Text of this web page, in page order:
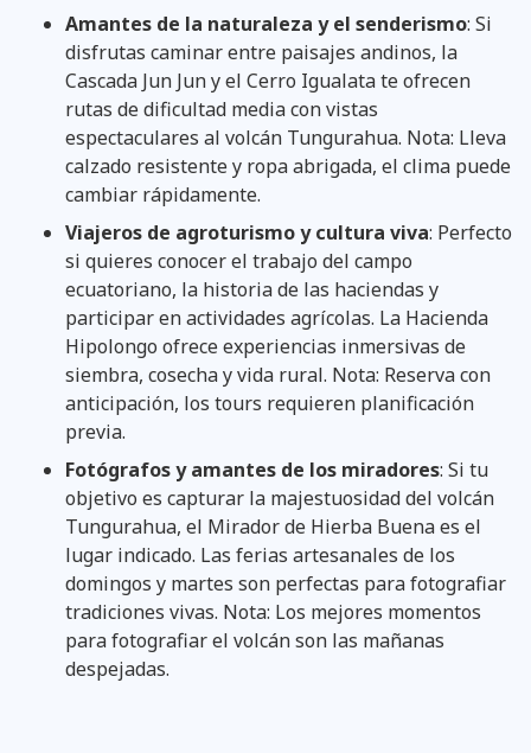
Amantes de la naturaleza y el senderismo: Si
disfrutas caminar entre paisajes andinos, la
Cascada Jun Jun y el Cerro Igualata te ofrecen
rutas de dificultad media con vistas
espectaculares al volcán Tungurahua. Nota: Lleva
calzado resistente y ropa abrigada, el clima puede
cambiar rápidamente.
Viajeros de agroturismo y cultura viva: Perfecto
si quieres conocer el trabajo del campo
ecuatoriano, la historia de las haciendas y
participar en actividades agrícolas. La Hacienda
Hipolongo ofrece experiencias inmersivas de
siembra, cosecha y vida rural. Nota: Reserva con
anticipación, los tours requieren planificación
previa.
Fotógrafos y amantes de los miradores: Si tu
objetivo es capturar la majestuosidad del volcán
Tungurahua, el Mirador de Hierba Buena es el
lugar indicado. Las ferias artesanales de los
domingos y martes son perfectas para fotografiar
tradiciones vivas. Nota: Los mejores momentos
para fotografiar el volcán son las mañanas
despejadas.